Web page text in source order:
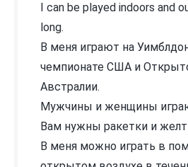
I can be played indoors and
long.
В меня играют на
чемпионате США и
Австралии.
Мужчины и женщины
Вам нужны ракетки и
В меня можно играть в